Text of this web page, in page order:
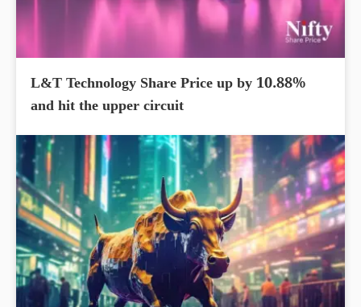
L&T Technology Share Price up by 10.88%
and hit the upper circuit